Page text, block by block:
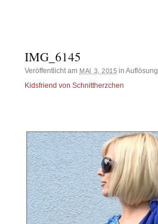
IMG_6145
Veröffentlicht am MAI 3, 2015 in Auflösung
Kidsfriend von Schnittherzchen